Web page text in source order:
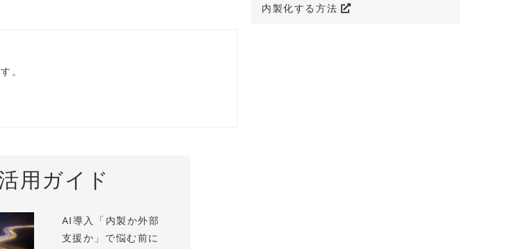
。
用ガイド
AI導入「内製か外部
支援か」で悩む前に
内製化する方法